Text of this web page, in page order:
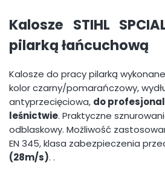
Kalosze STIHL
pilarką łańcuchową
Kalosze do pracy pilarką
kolor czarny/pomarańczowy,
antyprzecięciowa, do
leśnictwie. Praktyczne
odblaskowy. Możliwość
EN 345, klasa zabezpieczenia
(28m/s). .